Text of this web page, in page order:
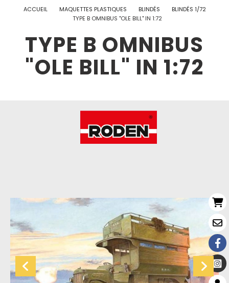
ACCUEIL MAQUETTES PLASTIQUES BLINDÉS
BLINDÉS 1/72
TYPE B OMNIBUS "OLE BILL" IN 1:72
TYPE B OMNIBUS
"OLE BILL" IN 1:72